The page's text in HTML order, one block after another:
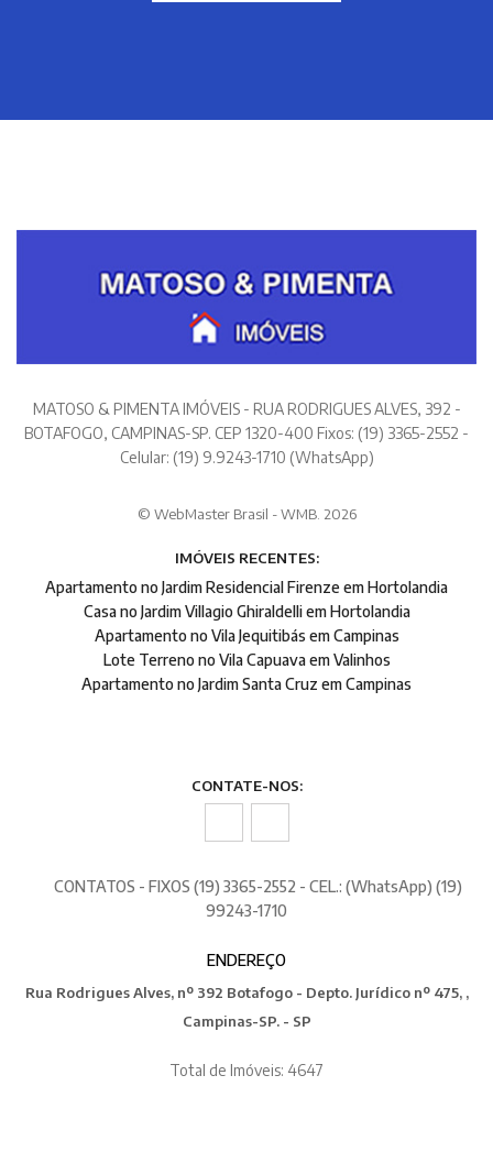
MATOSO & PIMENTA IMÓVEIS - RUA RODRIGUES ALVES, 392 -
BOTAFOGO, CAMPINAS-SP. CEP 1320-400 Fixos: (19) 3365-2552 -
Celular: (19) 9.9243-1710 (WhatsApp)
© WebMaster Brasil - WMB. 2026
IMÓVEIS RECENTES:
Apartamento no Jardim Residencial Firenze em Hortolandia
Casa no Jardim Villagio Ghiraldelli em Hortolandia
Apartamento no Vila Jequitibás em Campinas
Lote Terreno no Vila Capuava em Valinhos
Apartamento no Jardim Santa Cruz em Campinas
CONTATE-NOS:
CONTATOS - FIXOS (19) 3365-2552 - CEL.: (WhatsApp) (19)
99243-1710
ENDEREÇO
Rua Rodrigues Alves, nº 392 Botafogo - Depto. Jurídico nº 475, ,
Campinas-SP. - SP
Total de Imóveis: 4647